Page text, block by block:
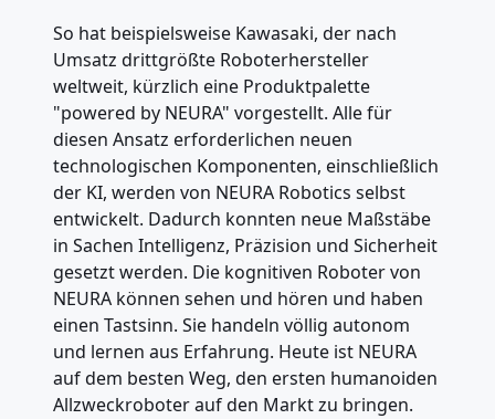
So hat beispielsweise Kawasaki, der nach
Umsatz drittgrößte Roboterhersteller
weltweit, kürzlich eine Produktpalette
"powered by NEURA" vorgestellt. Alle für
diesen Ansatz erforderlichen neuen
technologischen Komponenten, einschließlich
der KI, werden von NEURA Robotics selbst
entwickelt. Dadurch konnten neue Maßstäbe
in Sachen Intelligenz, Präzision und Sicherheit
gesetzt werden. Die kognitiven Roboter von
NEURA können sehen und hören und haben
einen Tastsinn. Sie handeln völlig autonom
und lernen aus Erfahrung. Heute ist NEURA
auf dem besten Weg, den ersten humanoiden
Allzweckroboter auf den Markt zu bringen.